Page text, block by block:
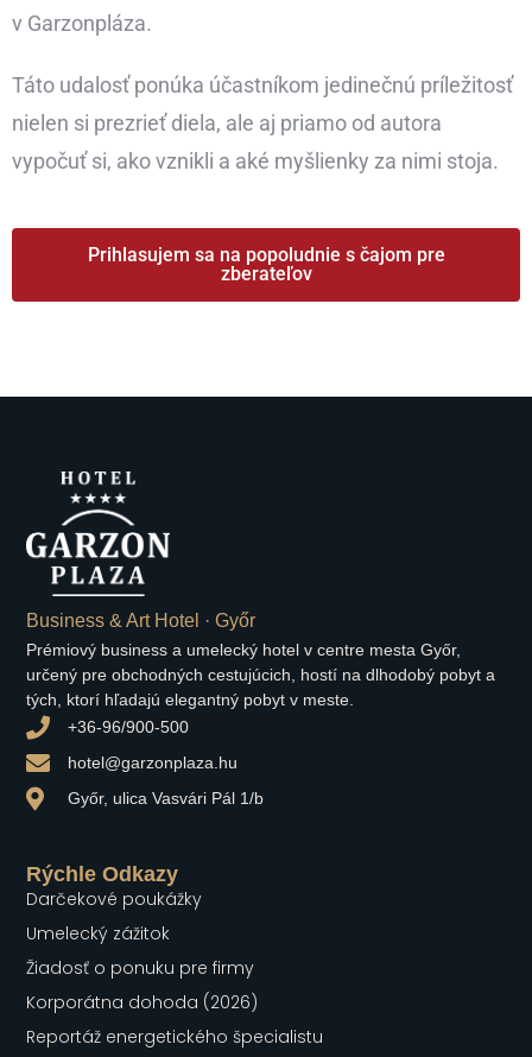
v Garzonpláza.
Táto udalosť ponúka účastníkom jedinečnú príležitosť
nielen si prezrieť diela, ale aj priamo od autora
vypočuť si, ako vznikli a aké myšlienky za nimi stoja.
Prihlasujem sa na popoludnie s čajom pre
zberateľov
Business & Art Hotel · Győr
Prémiový business a umelecký hotel v centre mesta Győr,
určený pre obchodných cestujúcich, hostí na dlhodobý pobyt a
tých, ktorí hľadajú elegantný pobyt v meste.
+36-96/900-500
hotel@garzonplaza.hu
Győr, ulica Vasvári Pál 1/b
Rýchle Odkazy
Darčekové poukážky
Umelecký zážitok
Žiadosť o ponuku pre firmy
Korporátna dohoda (2026)
Reportáž energetického špecialistu